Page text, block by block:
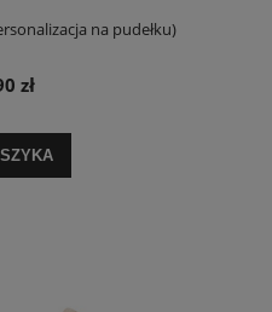
na pudełku)
zł